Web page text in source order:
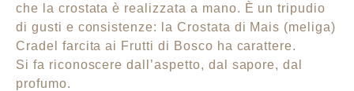
che la crostata è realizzata a mano. È un tripudio
di gusti e consistenze: la Crostata di Mais (meliga)
Cradel farcita ai Frutti di Bosco ha carattere.
Si fa riconoscere dall’aspetto, dal sapore, dal
profumo.